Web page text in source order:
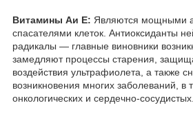
Витамины Аи Е: Являются мощными
спасателями клеток. Антиоксиданты
радикалы — главные виновники
замедляют процессы старения,
воздействия ультрафиолета, а также
возникновения многих заболеваний, в
онкологических и сердечно-сосудистых.